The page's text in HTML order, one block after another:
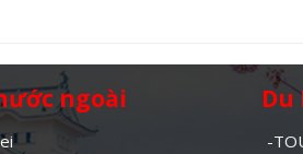
ngoài Du
-